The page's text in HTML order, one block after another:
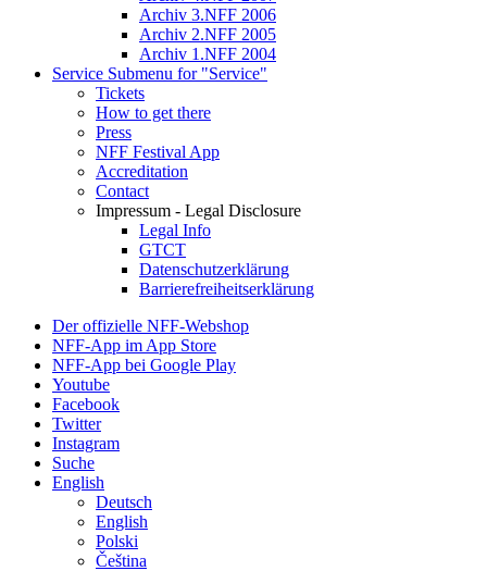
Archiv 3.NFF 2006
Archiv 2.NFF 2005
Archiv 1.NFF 2004
Service Submenu for "Service"
Tickets
How to get there
Press
NFF Festival App
Accreditation
Contact
Impressum - Legal Disclosure
Legal Info
GTCT
Datenschutzerklärung
Barrierefreiheitserklärung
Der offizielle NFF-Webshop
NFF-App im App Store
NFF-App bei Google Play
Youtube
Facebook
Twitter
Instagram
Suche
English
Deutsch
English
Polski
Čeština